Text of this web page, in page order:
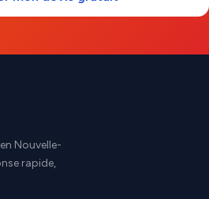
Nouvelle-
rapide,